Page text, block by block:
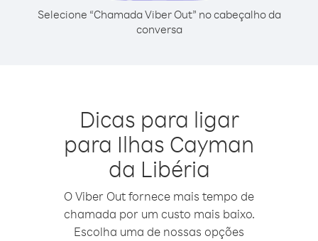
Selecione “Chamada Viber Out” no cabeçalho da
conversa
Dicas para ligar
para Ilhas Cayman
da Libéria
O Viber Out fornece mais tempo de
chamada por um custo mais baixo.
Escolha uma de nossas opções